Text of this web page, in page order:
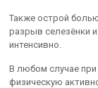
Также острой
разрыв селезёнки
интенсивно.
В любом случае
физическую